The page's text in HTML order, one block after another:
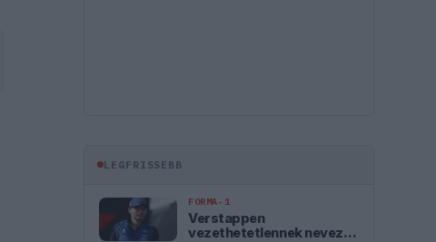
LEGFRISSEBB
FORMA-1
Verstappen
vezethetetlennek nevezte